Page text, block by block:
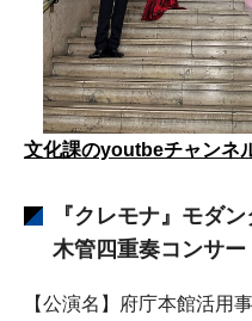
文化課のyoutbeチャンネ
『クレモナ』モダ
木管四重奏コンサー
【公演名】府庁本館活用